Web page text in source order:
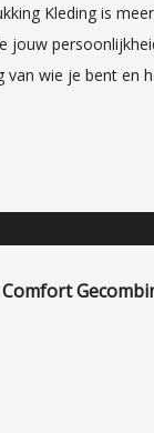
Kleding is
jouw
van wie je bent en